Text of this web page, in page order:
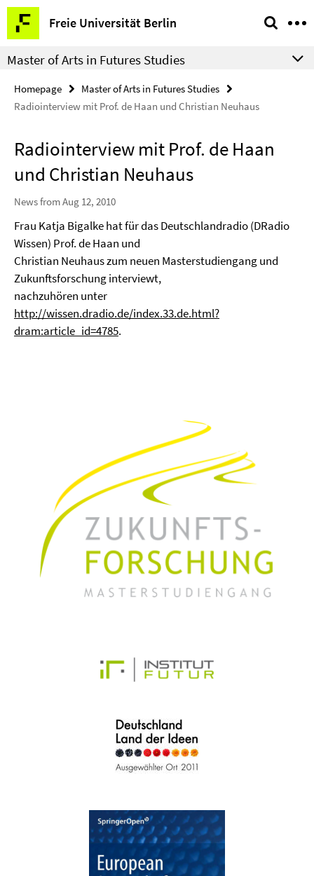
Springe
direkt
zu
Inhalt
Freie Universität Berlin
Service
Navigation
Master of Arts in Futures Studies
Homepage
Master of Arts in Futures Studies
Radiointerview mit Prof. de Haan und Christian Neuhaus
Radiointerview mit Prof. de Haan
und Christian Neuhaus
News from Aug 12, 2010
Frau Katja Bigalke hat für das Deutschlandradio (DRadio
Wissen) Prof. de Haan und
Christian Neuhaus zum neuen Masterstudiengang und
Zukunftsforschung interviewt,
nachzuhören unter
http://wissen.dradio.de/index.33.de.html?
dram:article_id=4785.